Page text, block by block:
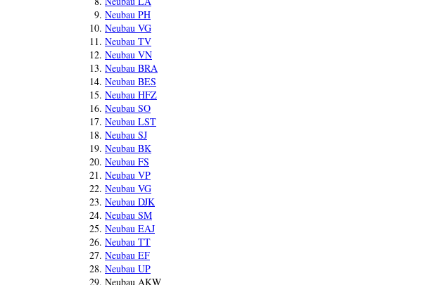
Neubau PH
Neubau VG
Neubau TV
Neubau VN
Neubau BRA
Neubau BES
Neubau HFZ
Neubau SO
Neubau LST
Neubau SJ
Neubau BK
Neubau FS
Neubau VP
Neubau VG
Neubau DJK
Neubau SM
Neubau EAJ
Neubau TT
Neubau EF
Neubau UP
Neubau AKW